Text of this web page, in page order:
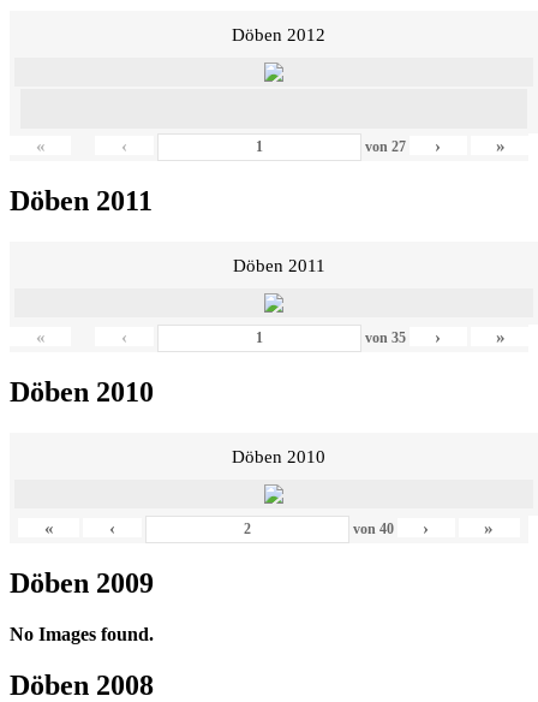
Döben 2012
« ‹ von 27 › »
Döben 2011
Döben 2011
« ‹ von 35 › »
Döben 2010
Döben 2010
« ‹ von 40 › »
Döben 2009
No Images found.
Döben 2008